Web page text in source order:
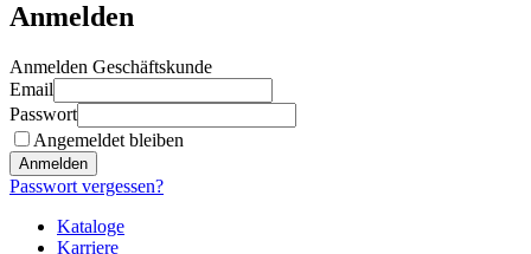
Anmelden
Anmelden Geschäftskunde
Email
Passwort
Angemeldet bleiben
Anmelden
Passwort vergessen?
Kataloge
Karriere